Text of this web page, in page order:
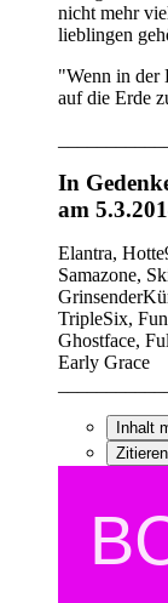
nicht mehr
lieblingen
"Wenn in der
auf die Erde
In
am
Elantra,
Samazone,
TripleSix,
Ghostface,
Early Grace
Inhalt
Zitieren